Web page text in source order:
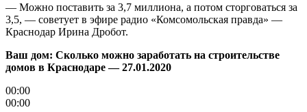
— Можно поставить за 3,7 миллиона, а потом сторговаться за
3,5, — советует в эфире радио «Комсомольская правда» —
Краснодар Ирина Дробот.
Ваш дом: Сколько можно заработать на строительстве
домов в Краснодаре — 27.01.2020
00:00
00:00